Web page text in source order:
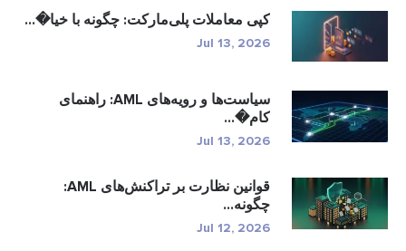
کپی معاملات پلی‌مارکت: چگونه با خیا�...
Jul 13, 2026
سیاست‌ها و رویه‌های AML: راهنمای
کام�...
Jul 13, 2026
قوانین نظارت بر تراکنش‌های AML:
چگونه...
Jul 12, 2026